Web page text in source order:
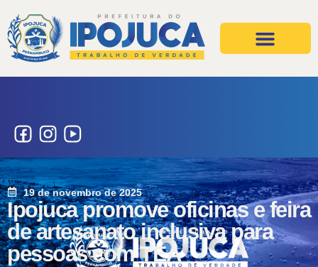
19 de novembro de 2025
Ipojuca promove oficinas e feira
de artesanato inclusiva para
pessoas com TEA